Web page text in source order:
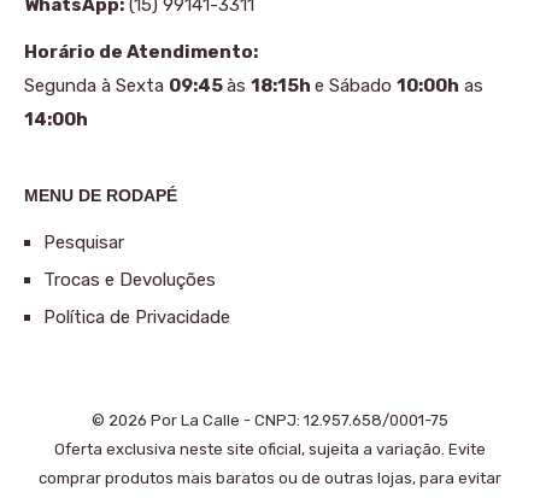
WhatsApp: (15) 99141-3311
Horário de Atendimento:
Segunda à Sexta 09:45às 18:15h e Sábado 10:00h as
14:00h
MENU DE RODAPÉ
Pesquisar
Trocas e Devoluções
Política de Privacidade
© 2026 Por La Calle - CNPJ: 12.957.658/0001-75
Oferta exclusiva neste site oficial, sujeita a variação. Evite
comprar produtos mais baratos ou de outras lojas, para evitar